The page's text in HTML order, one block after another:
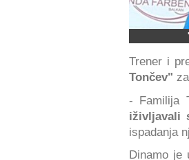
Trener i
Tončev" za
- Familija
iživljavali
ispadanja
Dinamo je